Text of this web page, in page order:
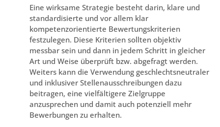
Eine wirksame Strategie besteht darin, klare und
standardisierte und vor allem klar
kompetenzorientierte Bewertungskriterien
festzulegen. Diese Kriterien sollten objektiv
messbar sein und dann in jedem Schritt in gleicher
Art und Weise überprüft bzw. abgefragt werden.
Weiters kann die Verwendung geschlechtsneutraler
und inklusiver Stellenausschreibungen dazu
beitragen, eine vielfältigere Zielgruppe
anzusprechen und damit auch potenziell mehr
Bewerbungen zu erhalten.